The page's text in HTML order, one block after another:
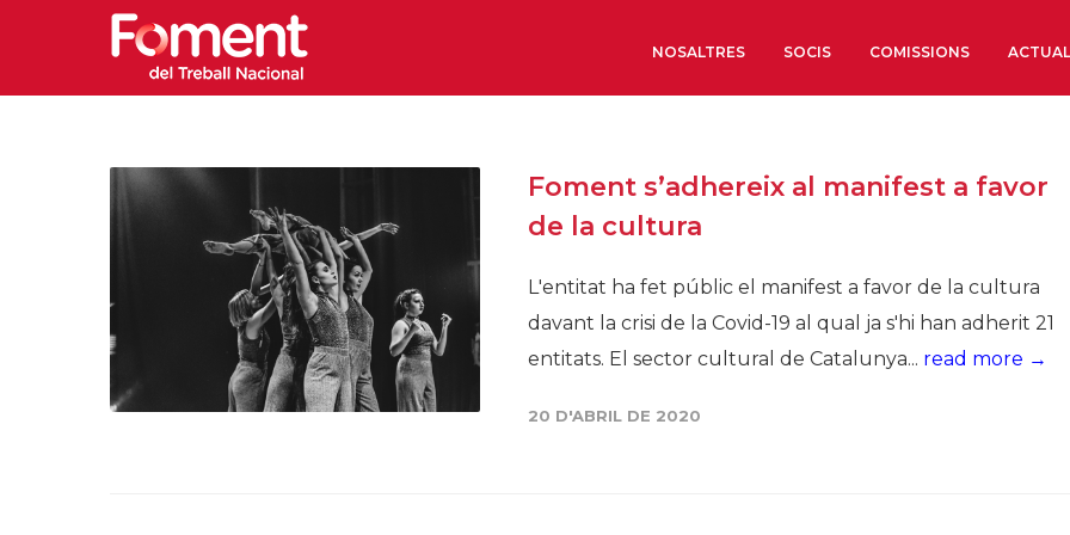
NOSALTRES
Òrgans de Govern
Estructura Executiva
Institut d’Estudis
Societat Barcelonesa
Econòmics i Socials
SOCIS COMISSIONS
Foment s’adhereix al manifest a favor
de la cultura
L'entitat ha fet públic el manifest a favor de la cultura
davant la crisi de la Covid-19 al qual ja s'hi han adherit 21
entitats. El sector cultural de Catalunya... read more →
20 D'ABRIL DE 2020